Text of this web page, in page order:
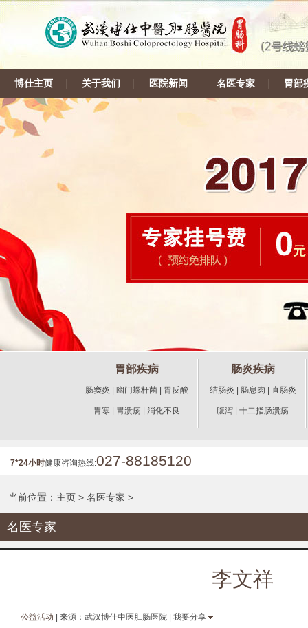
博仕主页 关于我们 医院新闻 名医专家 胃部
胃部疾病
肠窦炎 幽门螺杆菌| 胃反酸
胃寒 胃溃疡 消化不良
肠炎疾病
结肠炎 肠息肉 直肠炎
腹泻 十二指肠溃疡
7*24小时健康咨询热线:027-88185120
当前位置： 主页 > 名医专家 >
名医专家
李文祥
公益活动 | 来源：武汉博仕中医肛肠医院 | 我要分享